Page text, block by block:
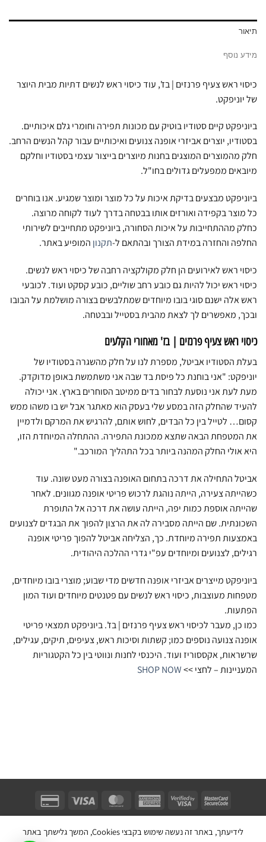
תיאור
מידע נוסף
כיסוי ראש צעיף פרנזים | בז', עוד כיסוי ראש לנשים דתיות מבית היוצר
של יוניפקט.
ביוניפקט קיים סטודיו בוטיק עם מכונות תפירה וחומרי גלם איכותיים.
בסטודיו, יוצרים אביזרי אופנה צנועים ואיכותיים עבור קהל הנשים הרחב.
חלק מהמוצרים המוצגים בחנות מיוצרים בייצור עצמי בסטודיו וחלקם
מיובאים ממפעלים גדולים בחו"ל.
ביוניפקט מבצעים בדיקת איכות על כל מוצר ומוצר שמגיע. אנו בוחרים
כל מוצר בקפידה ואורזים אותו בבטחה בדרך לעוד לקוחה מרוצה.
כחלק מההתחייבות על איכות הסחורה, ביוניפקט מתחייבים לשירותי
החלפה והחזרה במידת הצורך ובהתאם ל-תקנון המופיע באתר.
כיסוי ראש לאירועים הן חלק מקולקציה רחבה של כיסוי ראש לנשים.
כיסוי ראש יכול להיות גם כובע רחב שוליים, כובע קסקט ועוד. לכובעי
ראש אלה ישנם סוגי בובו מיוחדים שמתלבשים בצורה מושלמת על הבובו
ובכך, מאפשרים לך לצאת מהבית בסטייל ובבטחה.
כיסוי ראש צעיף פרנזים | בז' מאחורי הקלעים
בעלת הסטודיו אביטל, מספרת לנו על חלק מהשגרה בסטודיו של
יוניפקט: "אני בוחנת כל פיסת בד שבה אני משתמשת באופן מדוקדק.
מעת לעת אני נוסעת לבחור בדים ממיטב הסוחרים בארץ. אני יכולה
להעיד שהחלק הזה במסע שלי בעסק הוא מאתגר אבל יש בו משהו ממש
קסום… לטייל בין כל הבדים, לחוש אותם, להרגיש את המרקם ולדמיין
את המטפחת הבאה שתצא ממכונת התפירה. ההתחלה המיוחדת הזו,
היא אולי החלק המהנה ביותר בכל התהליך המורכב."
אביטל התחילה את דרכה בתחום האופנה בצורה מעט שונה. עוד
כשהייתה צעירה, הייתה נוהגת לרכוש פריטי אופנה מגוונים. לאחר
שהייתה אוספת כמות יפה, הייתה עושה את דרכה אל התופרת
השכונתית. שם הייתה מסבירה לה את הרצון להפוך את הבגדים לצנועים
באמצעות תפירה מיוחדת. כך, הצליחה אביטל להפוך פריטי אופנה
רגילים, לצנועים ומיוחדים עפ"י גדרי ההלכה היהודית.
ביוניפקט מייצרים אביזרי אופנה חדשים מדי שבוע; מוצרי בובו מיוחדים,
מטפחות מעוצבות, כיסוי ראש לנשים עם פטנטים מיוחדים ועוד המון
הפתעות.
כמו כן, מעבר לכיסוי ראש צעיף פרנזים | בז'. ביוניפקט תמצאי פריטי
אופנה צנועה נוספים כמו; קשתות וסיכות ראש, צעיפים, תיקים, עגילים,
שרשראות, אקססוריז ועוד. היכנסי לחנות ונווטי בין כל הקטגוריות
המעניינות – לחצי >>
לידיעתך, באתר זה נעשה שימוש בקבצי Cookies, המשך גלישתך באתר